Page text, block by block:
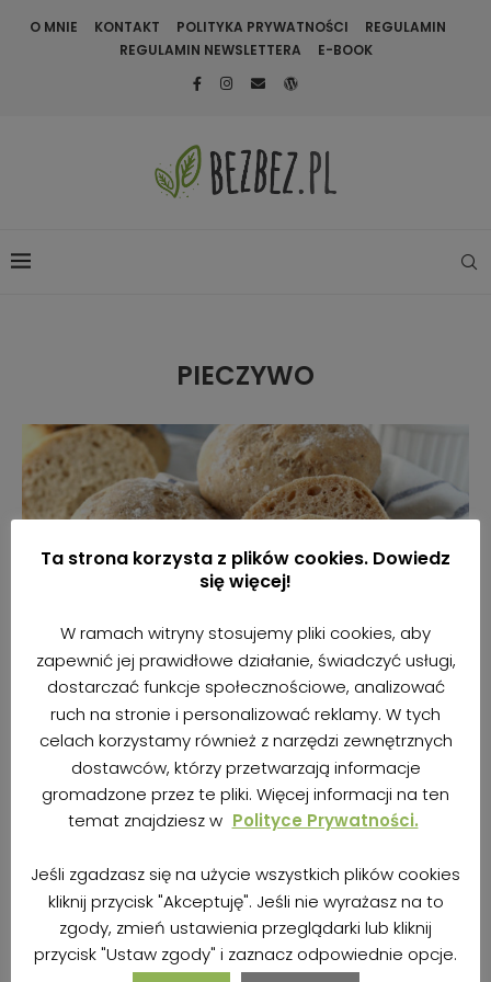
O MNIE KONTAKT POLITYKA PRYWATNOŚCI
REGULAMIN
REGULAMIN NEWSLETTERA
E-BOOK
PIECZYWO
Najlepsze bułki bezglutenowe
(wegańskie)
19 sierpnia 2018 92,3K odsłony
Bułki bezglutenowe z
ziołami (wegańskie)
8 stycznia 2018
31,8K
Bułki bezglutenowe
bez drożdży
(wegańskie)
13 marca 2019
Ta strona korzysta z plików cookies. Dowiedz
się więcej!
W ramach witryny stosujemy pliki cookies, aby
zapewnić jej prawidłowe działanie, świadczyć usługi,
dostarczać funkcje społecznościowe, analizować
ruch na stronie i personalizować reklamy. W tych
celach korzystamy również z narzędzi zewnętrznych
dostawców, którzy przetwarzają informacje
gromadzone przez te pliki. Więcej informacji na ten
temat znajdziesz w Polityce Prywatności.
Jeśli zgadzasz się na użycie wszystkich plików cookies
kliknij przycisk "Akceptuję". Jeśli nie wyrażasz na to
zgody, zmień ustawienia przeglądarki lub kliknij
przycisk "Ustaw zgody" i zaznacz odpowiednie opcje.